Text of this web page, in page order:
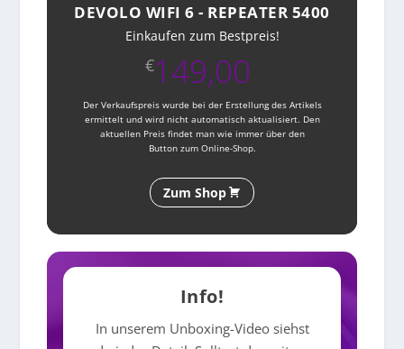
DEVOLO WIFI 6 - REPEATER 5400
Einkaufen zum Bestpreis!
€149,00
Der Verkaufspreis wurde bei der Erstellung des Artikels
ermittelt und wird nicht automatisch aktualisiert. Den
aktuellen Preis findet man wie immer über den
Button zum Online-Shop.
Zum Shop
Info!
In unserem Unboxing-Video siehst